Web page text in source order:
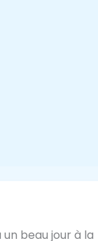
un beau jour à la